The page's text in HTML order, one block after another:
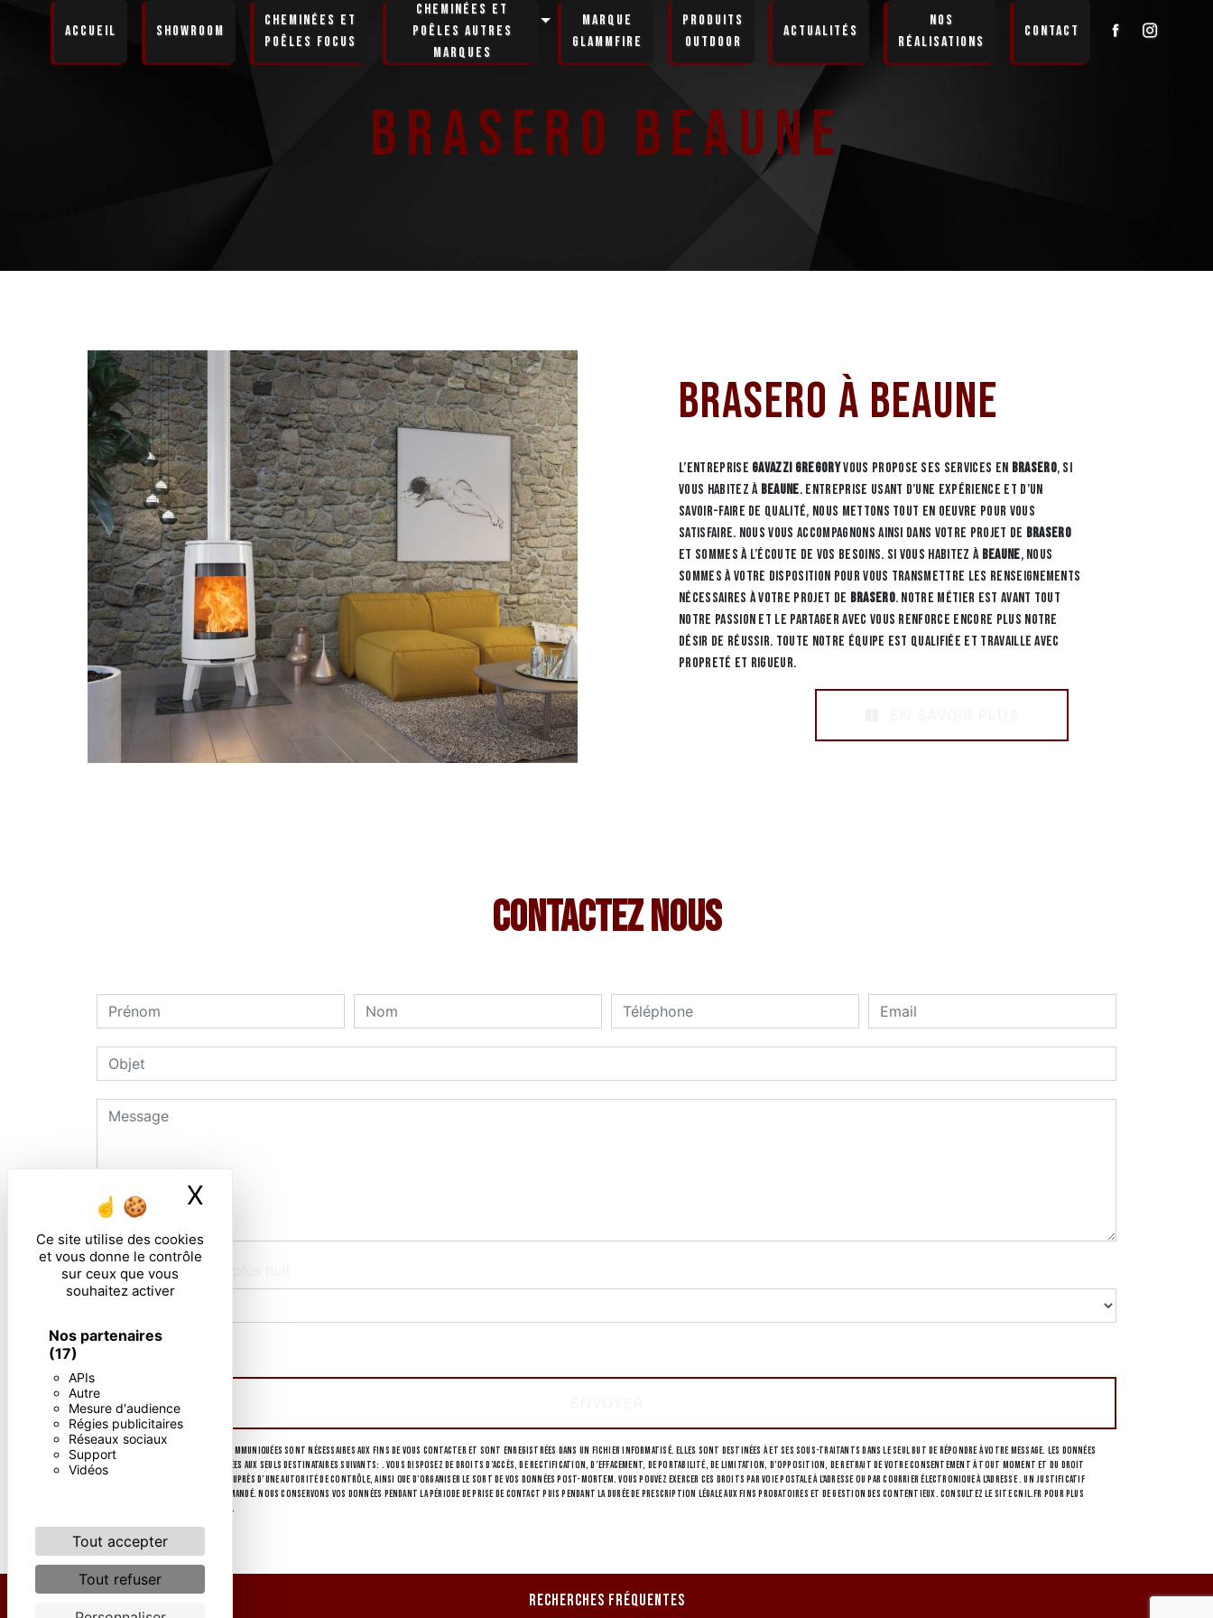
Ce site utilise des cookies
et vous donne le contrôle
sur ceux que vous
souhaitez activer
Nos partenaires
(17)
APIs
Autre
Mesure d'audience
Régies publicitaires
Réseaux sociaux
Support
Vidéos
Tout accepter
Tout refuser
X
Accueil Showroom
Cheminées et
Poêles Focus
Cheminées et
poêles autres
marques
Marque
GlammFire
Produits
Outdoor
Actualités
Nos
réalisations
Contact
Brasero Beaune
Brasero à Beaune
L’entreprise GAVAZZI GREGORYvous propose ses services en Brasero, si
vous habitez à Beaune. Entreprise usant d’une expérience et d’un
savoir-faire de qualité, nous mettons tout en oeuvre pour vous
satisfaire. Nous vous accompagnons ainsi dans votre projet de Brasero
et sommes à l’écoute de vos besoins. Si vous habitez à Beaune, nous
sommes à votre disposition pour vous transmettre les renseignements
nécessaires à votre projet de Brasero. Notre métier est avant tout
notre passion et le partager avec vous renforce encore plus notre
désir de réussir. Toute notre équipe est qualifiée et travaille avec
propreté et rigueur.
Contactez nous
Combien font deux plus huit
** Les données personnelles communiquées sont nécessaires aux fins de vous contacter et sont enregistrées dans un fichier informatisé. Elles sont destinées à et ses sous-traitants dans le seul but de répondre à votre message. Les données
collectées seront communiquées aux seuls destinataires suivants: . Vous disposez de droits d’accès, de rectification, d’effacement, de portabilité, de limitation, d’opposition, de retrait de votre consentement à tout moment et du droit
d’introduire une réclamation auprès d’une autorité de contrôle, ainsi que d’organiser le sort de vos données post-mortem. Vous pouvez exercer ces droits par voie postale à l'adresse ou par courrier électronique à l'adresse . Un justificatif
d'identité pourra vous être demandé. Nous conservons vos données pendant la période de prise de contact puis pendant la durée de prescription légale aux fins probatoires et de gestion des contentieux. Consultez le site cnil.fr pour plus
d’informations sur vos droits.
RECHERCHES FRÉQUENTES